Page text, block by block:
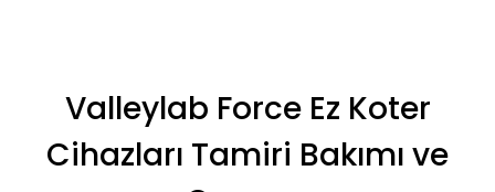
Valleylab Force Ez Koter
Cihazları Tamiri Bakımı ve